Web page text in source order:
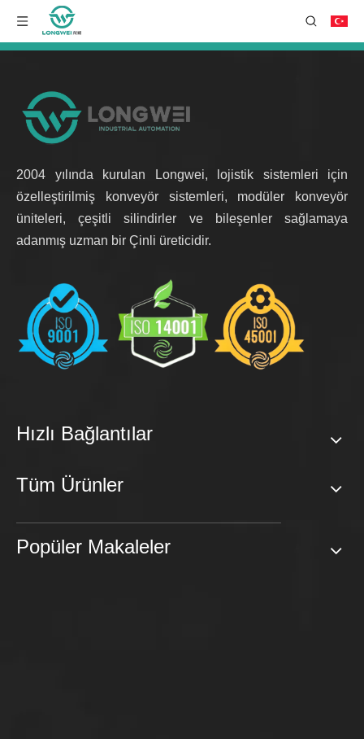
2004 yılında kurulan Longwei, lojistik sistemleri için
özelleştirilmiş konveyör sistemleri, modüler konveyör
üniteleri, çeşitli silindirler ve bileşenler sağlamaya
adanmış uzman bir Çinli üreticidir.
Hızlı Bağlantılar
Tüm Ürünler
Popüler Makaleler